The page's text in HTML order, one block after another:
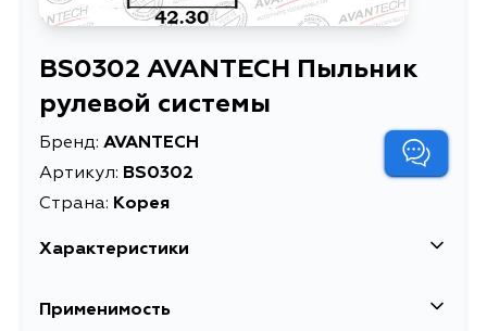
BS0302 AVANTECH Пыльник
рулевой системы
Бренд: AVANTECH
Артикул: BS0302
Страна: Корея
Характеристики
EAN-13
Применимость